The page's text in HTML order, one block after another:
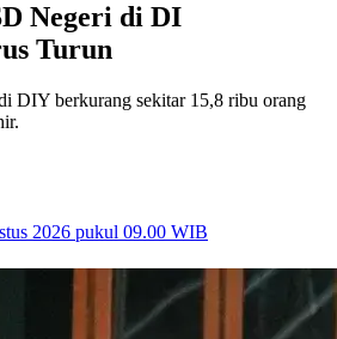
Negeri di DI
Turun
DIY berkurang sekitar 15,8 ribu orang
2026 pukul 09.00 WIB